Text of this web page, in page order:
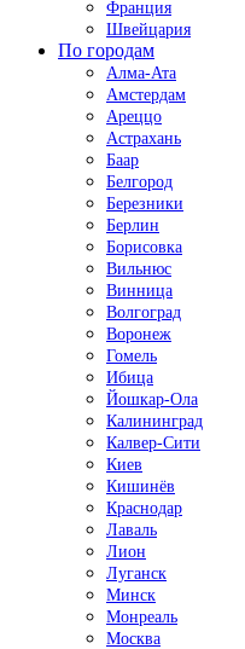
Франция
Швейцария
По городам
Алма-Ата
Амстердам
Ареццо
Астрахань
Баар
Белгород
Березники
Берлин
Борисовка
Вильнюс
Винница
Волгоград
Воронеж
Гомель
Ибица
Йошкар-Ола
Калининград
Калвер-Сити
Киев
Кишинёв
Краснодар
Лаваль
Лион
Луганск
Минск
Монреаль
Москва